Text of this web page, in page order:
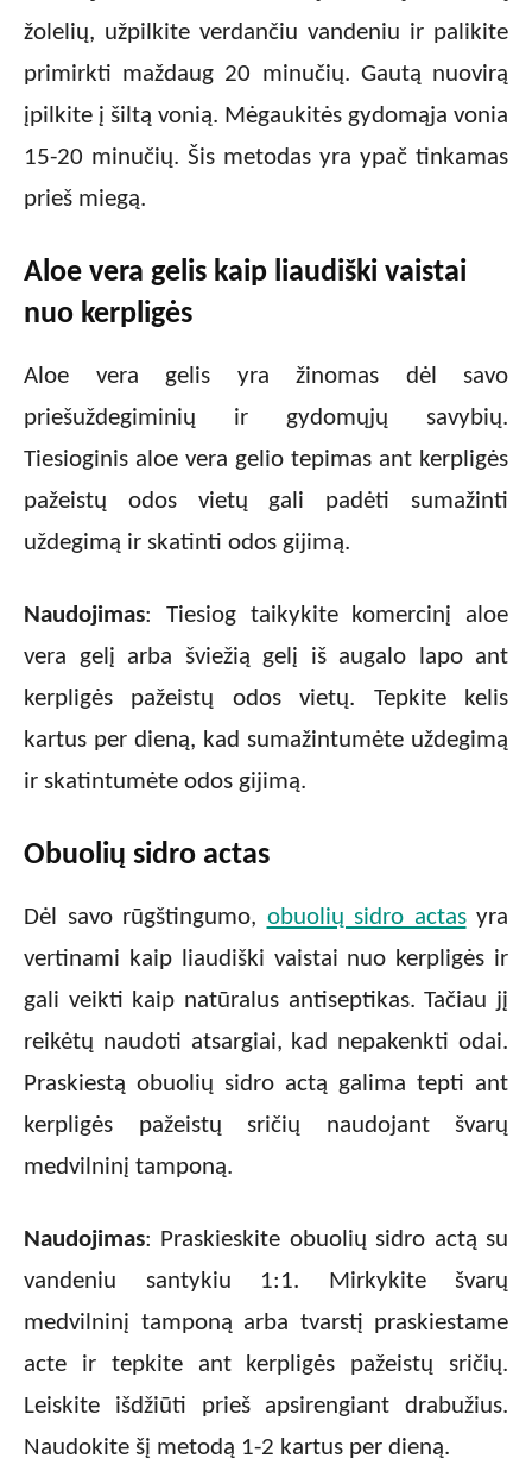
žolelių, užpilkite verdančiu vandeniu ir palikite
primirkti maždaug 20 minučių. Gautą nuovirą
įpilkite į šiltą vonią. Mėgaukitės gydomąja vonia
15-20 minučių. Šis metodas yra ypač tinkamas
prieš miegą.
Aloe vera gelis kaip liaudiški vaistai
nuo kerpligės
Aloe vera gelis yra žinomas dėl savo
priešuždegiminių ir gydomųjų savybių.
Tiesioginis aloe vera gelio tepimas ant kerpligės
pažeistų odos vietų gali padėti sumažinti
uždegimą ir skatinti odos gijimą.
Naudojimas: Tiesiog taikykite komercinį aloe
vera gelį arba šviežią gelį iš augalo lapo ant
kerpligės pažeistų odos vietų. Tepkite kelis
kartus per dieną, kad sumažintumėte uždegimą
ir skatintumėte odos gijimą.
Obuolių sidro actas
Dėl savo rūgštingumo, obuolių sidro actasyra
vertinami kaip liaudiški vaistai nuo kerpligės ir
gali veikti kaip natūralus antiseptikas. Tačiau jį
reikėtų naudoti atsargiai, kad nepakenkti odai.
Praskiestą obuolių sidro actą galima tepti ant
kerpligės pažeistų sričių naudojant švarų
medvilninį tamponą.
Naudojimas: Praskieskite obuolių sidro actą su
vandeniu santykiu 1:1. Mirkykite švarų
medvilninį tamponą arba tvarstį praskiestame
acte ir tepkite ant kerpligės pažeistų sričių.
Leiskite išdžiūti prieš apsirengiant drabužius.
Naudokite šį metodą 1-2 kartus per dieną.